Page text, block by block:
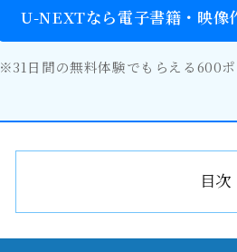
U-NEXTなら電子書籍・映像
※31日間の無料体験でもらえる600
目次